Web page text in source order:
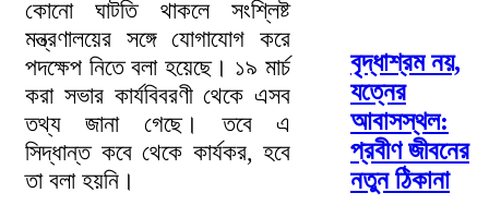
কোনো ঘাটতি থাকলে সংশ্লিষ্ট
মন্ত্রণালয়ের সঙ্গে যোগাযোগ করে
পদক্ষেপ নিতে বলা হয়েছে। ১৯ মার্চ
করা সভার কার্যবিবরণী থেকে এসব
তথ্য জানা গেছে। তবে এ
সিদ্ধান্ত কবে থেকে কার্যকর, হবে
তা বলা হয়নি।
বৃদ্ধাশ্রম নয়,
যত্নের
আবাসস্থল:
প্রবীণ জীবনের
নতুন ঠিকানা